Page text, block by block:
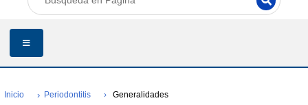
Inicio Periodontitis Generalidades